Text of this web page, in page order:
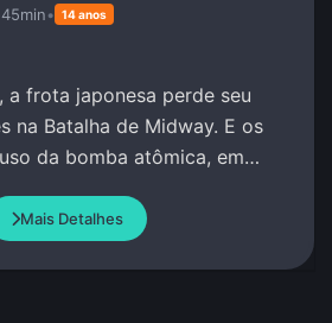
45min• 14 anos
a frota japonesa perde seu
na Batalha de Midway. E os
da bomba atômica, em
Mais Detalhes